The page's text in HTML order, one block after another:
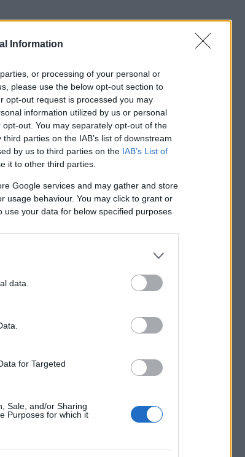
Information
or processing of your personal or
please use the below opt-out section to
opt-out request is processed you may
information utilized by us or personal
out. You may separately opt-out of the
parties on the IAB’s list of downstream
by us to third parties on the IAB’s List of
it to other third parties.
Google services and may gather and store
usage behaviour. You may click to grant or
your data for below specified purposes
data.
for Targeted
Sale, and/or Sharing
Purposes for which it